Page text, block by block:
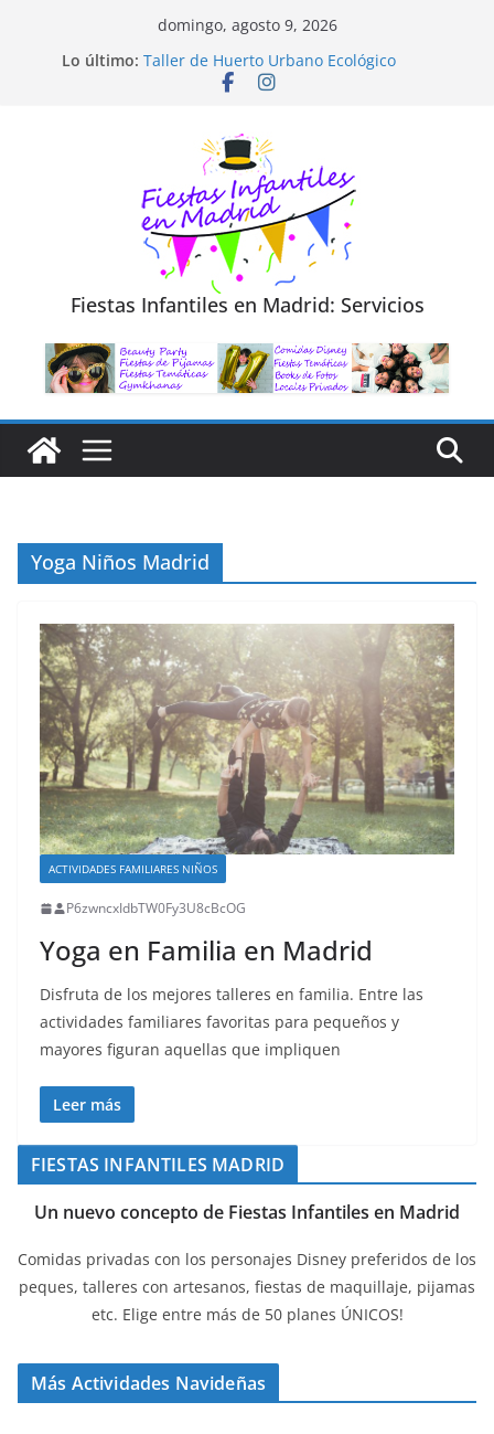
domingo, agosto 9, 2026
Lo último: Taller de Huerto Urbano Ecológico
TALLER FOTOGRAFÍA LA NATURALEZA
Trivial Virtual para niños
Fiestas Infantiles en Madrid: Servicios
Yoga Niños Madrid
ACTIVIDADES FAMILIARES NIÑOS
P6zwncxIdbTW0Fy3U8cBcOG
Yoga en Familia en Madrid
Disfruta de los mejores talleres en familia. Entre las
actividades familiares favoritas para pequeños y
mayores figuran aquellas que impliquen
Leer más
FIESTAS INFANTILES MADRID
Un nuevo concepto de Fiestas Infantiles en Madrid
Comidas privadas con los personajes Disney preferidos de los
peques, talleres con artesanos, fiestas de maquillaje, pijamas
etc. Elige entre más de 50 planes ÚNICOS!
Más Actividades Navideñas